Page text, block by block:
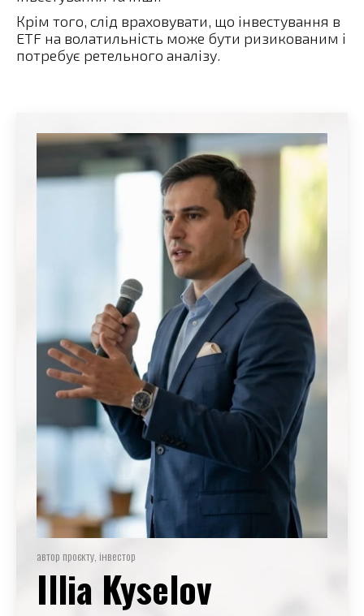
Крім того, слід враховувати, що інвестування в
ETF на волатильність може бути ризикованим і
потребує ретельного аналізу.
автор проєкту, інвестор
Illia Kyselov